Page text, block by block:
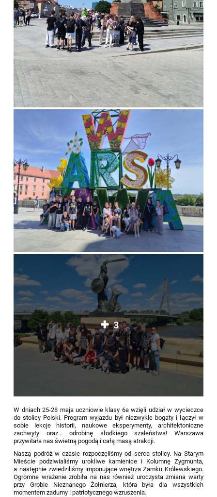
3
W dniach 25-28 maja uczniowie klasy 6a wzięli udział w wycieczce
do stolicy Polski. Program wyjazdu był niezwykle bogaty i łączył w
sobie lekcje historii, naukowe eksperymenty, architektoniczne
zachwyty oraz... odrobinę słodkiego szaleństwa! Warszawa
przywitała nas świetną pogodą i całą masą atrakcji.
Naszą podróż w czasie rozpoczęliśmy od serca stolicy. Na Starym
Mieście podziwialiśmy urokliwe kamienice i Kolumnę Zygmunta,
a następnie zwiedziliśmy imponujące wnętrza Zamku Królewskiego.
Ogromne wrażenie zrobiła na nas również uroczysta zmiana warty
przy Grobie Nieznanego Żołnierza, która była dla wszystkich
momentem zadumy i patriotycznego wzruszenia.